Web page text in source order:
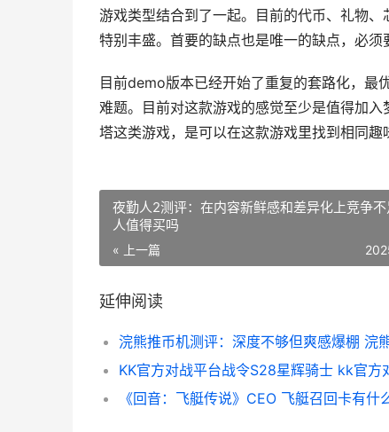
游戏类型结合到了一起。目前的代币、礼物
特别丰盛。首要的缺点也是唯一的缺点，必须
目前demo版本已经开始了重复的套路化，最
难题。目前对这款游戏的感觉至少是值得加
塔这类游戏，是可以在这款游戏里找到相同趣
夜勤人2测评：在内容新鲜感和差异化上竞争不
人值得买吗
« 上一篇
延伸阅读
《回音：飞艇传说》CEO 飞艇召回卡有什